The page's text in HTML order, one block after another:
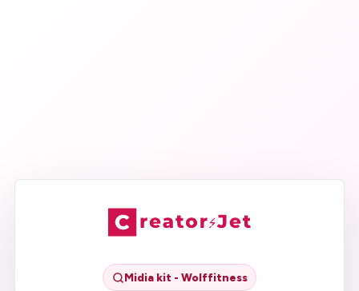
Midia kit - Wolffitness